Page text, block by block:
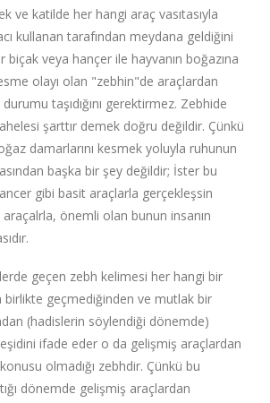
ve katilde her hangi araç vasıtasıyla
kullanan tarafından meydana geldiğini
veya hançer ile hayvanın boğazına
olayı olan "zebhin"de araçlardan
taşıdığını gerektirmez. Zebhide
şarttır demek doğru değildir. Çünkü
damarlarını kesmek yoluyla ruhunun
başka bir şey değildir; İster bu
gibi basit araçlarla gerçekleşsin
önemli olan bunun insanın
geçen zebh kelimesi her hangi bir
birlikte geçmediğinden ve mutlak bir
(hadislerin söylendiği dönemde)
ifade eder o da gelişmiş araçlardan
olmadığı zebhdir. Çünkü bu
dönemde gelişmiş araçlardan